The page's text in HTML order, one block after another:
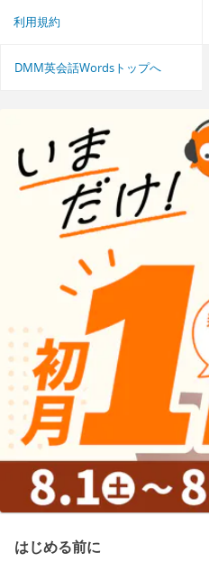
利用規約
DMM英会話Wordsトップへ
はじめる前に